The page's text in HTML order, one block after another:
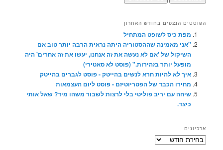
הפוסטים הנצפים בחודש האחרון
מפת כיס לשופט המתחיל
"אני מאמינה שההסטוריה היתה נראית הרבה יותר טוב אם
השיקול של 'אם לא נעשה את זה אנחנו, יעשו את זה אחרים' היה
מופעל יותר בזהירות." (פוסט לא סאטירי)
איך לא להיות חרא לנשים בהייטק - פוסט לגברים בהייטק
מחירו הכבד של הפטריוטיזם - פוסט ליום העצמאות
שיחה עם יריב פוליטי בלי לרצות לשבור משהו מיד? שאל אותי
כיצד.
ארכיונים
ארכיונים